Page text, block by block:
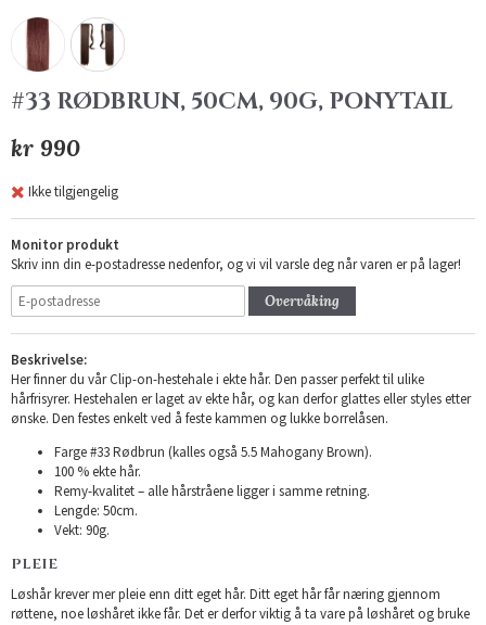
#33 RØDBRUN, 50CM, 90G, PONYTAIL
kr 990
Ikke tilgjengelig
Monitor produkt
Skriv inn din e-postadresse nedenfor, og vi vil varsle deg når varen er på lager!
Overvåking
Beskrivelse:
Her finner du vår Clip-on-hestehale i ekte hår. Den passer perfekt til ulike
hårfrisyrer. Hestehalen er laget av ekte hår, og kan derfor glattes eller styles etter
ønske. Den festes enkelt ved å feste kammen og lukke borrelåsen.
Farge #33 Rødbrun (kalles også 5.5 Mahogany Brown).
100 % ekte hår.
Remy-kvalitet – alle hårstråene ligger i samme retning.
Lengde: 50cm.
Vekt: 90g.
PLEIE
Løshår krever mer pleie enn ditt eget hår. Ditt eget hår får næring gjennom
røttene, noe løshåret ikke får. Det er derfor viktig å ta vare på løshåret og bruke